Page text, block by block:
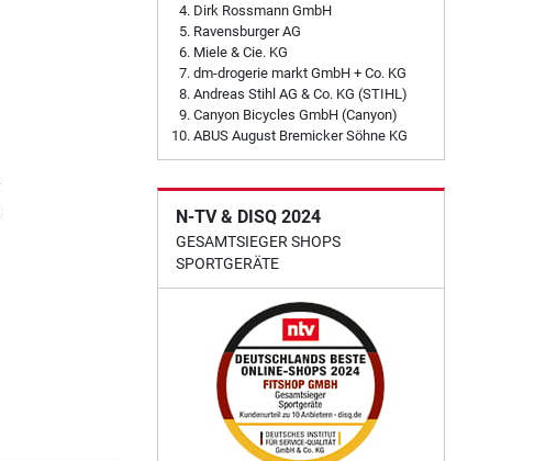
Dirk Rossmann GmbH
Ravensburger AG
Miele & Cie. KG
dm-drogerie markt GmbH + Co. KG
Andreas Stihl AG & Co. KG (STIHL)
Canyon Bicycles GmbH (Canyon)
ABUS August Bremicker Söhne KG
N-TV & DISQ 2024
GESAMTSIEGER SHOPS
SPORTGERÄTE